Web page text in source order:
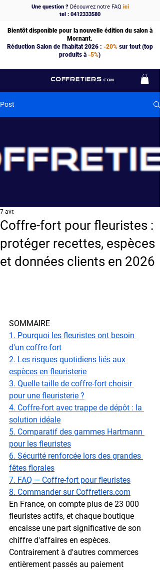
COFFRETIERS .COM
Une question ?Découvrez notre FAQ ici
tel : 0412333580
Bientôt disponible pour la nouvelle édition du salon à
Mornant.
Réduction Salon de l'habitat 2026 : -20%sur tout (top
produits à -5%)
Post
Coffre-fort pour fleuristes :
protéger recettes, espèces
et données clients en 2026
7 avr.
SOMMAIRE
1. Pourquoi les fleuristes ont besoin
d'un coffre-fort
2. Les risques quotidiens liés aux
espèces en fleuristerie
3. Quelle taille de coffre-fort choisir
pour une fleuristerie ?
4. Coffre-fort avec trappe de dépôt : la
solution idéale
5. Comparatif des gammes Hartmann
pour les fleuristes
6. Sécurité renforcée lors des grandes
fêtes florales
7. FAQ — Coffre-fort pour fleuristes
8. Commander sur Coffretiers.com
En France, on compte plus de 23 000
fleuristes actifs, et chaque boutique
encaisse une part significative de son
chiffre d'affaires en espèces.
Contrairement à d'autres commerces
entièrement passés au paiement